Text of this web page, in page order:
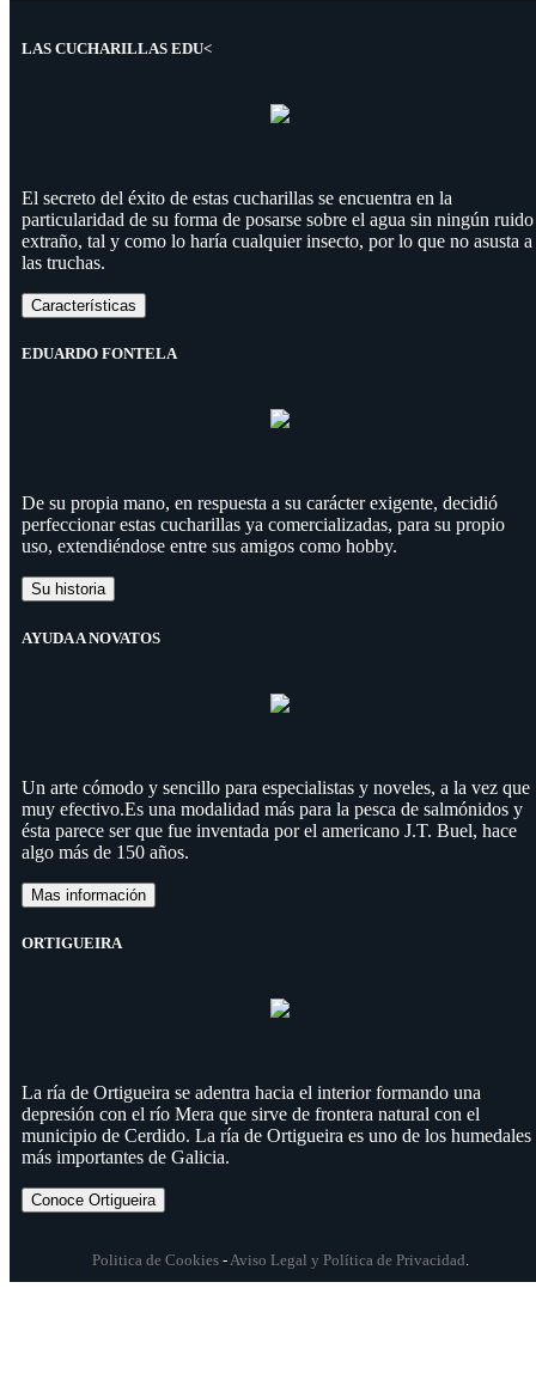
LAS CUCHARILLAS EDU<
El secreto del éxito de estas cucharillas se encuentra en la
particularidad de su forma de posarse sobre el agua sin ningún ruido
extraño, tal y como lo haría cualquier insecto, por lo que no asusta a
las truchas.
Características
EDUARDO FONTELA
De su propia mano, en respuesta a su carácter exigente, decidió
perfeccionar estas cucharillas ya comercializadas, para su propio
uso, extendiéndose entre sus amigos como hobby.
Su historia
AYUDA A NOVATOS
Un arte cómodo y sencillo para especialistas y noveles, a la vez que
muy efectivo.Es una modalidad más para la pesca de salmónidos y
ésta parece ser que fue inventada por el americano J.T. Buel, hace
algo más de 150 años.
Mas información
ORTIGUEIRA
La ría de Ortigueira se adentra hacia el interior formando una
depresión con el río Mera que sirve de frontera natural con el
municipio de Cerdido. La ría de Ortigueira es uno de los humedales
más importantes de Galicia.
Conoce Ortigueira
Politica de Cookies-Aviso Legal y Política de Privacidad.